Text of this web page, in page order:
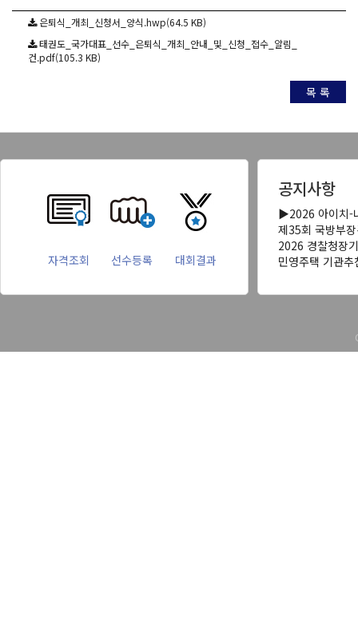
은퇴식_개최_신청서_양식.hwp(64.5 KB)
태권도_국가대표_선수_은퇴식_개최_안내_및_신청_접수_알림_
건.pdf(105.3 KB)
목 록
자격조회 선수등록 대회결과
공지사항
▶2026 아이치-
제35회 국방부
2026 경찰청장
민영주택 기관